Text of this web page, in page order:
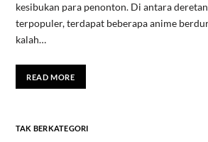
kesibukan para penonton. Di antara
terpopuler, terdapat beberapa anime
kalah…
READ MORE
TAK BERKATEGORI